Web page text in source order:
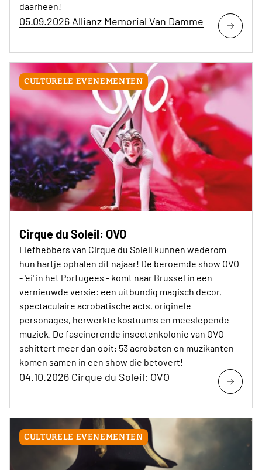
daarheen!
05.09.2026 Allianz Memorial Van Damme
CULTURELE EVENEMENTEN
Cirque du Soleil: OVO
Liefhebbers van Cirque du Soleil kunnen wederom
hun hartje ophalen dit najaar! De beroemde show OVO
- 'ei' in het Portugees - komt naar Brussel in een
vernieuwde versie: een uitbundig magisch decor,
spectaculaire acrobatische acts, originele
personages, herwerkte kostuums en meeslepende
muziek. De fascinerende insectenkolonie van OVO
schittert meer dan ooit: 53 acrobaten en muzikanten
komen samen in een show die betovert!
04.10.2026 Cirque du Soleil: OVO
CULTURELE EVENEMENTEN